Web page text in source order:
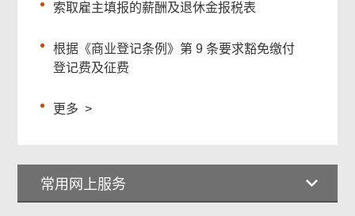
索取雇主填报的薪酬及退休金报税表
根据《商业登记条例》第 9 条要求豁免缴付
登记费及征费
更多 >
常用网上服务